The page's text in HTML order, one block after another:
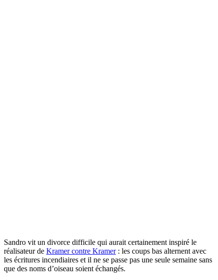
Sandro vit un divorce difficile qui aurait certainement inspiré le
réalisateur de Kramer contre Kramer: les coups bas alternent avec
les écritures incendiaires et il ne se passe pas une seule semaine sans
que des noms d’oiseau soient échangés.